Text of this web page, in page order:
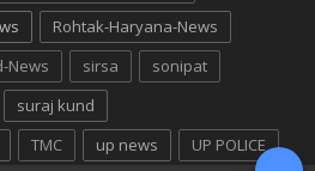
Rohtak-Haryana-News
News
sirsa
sonipat
suraj kund
TMC up news UP POLICE